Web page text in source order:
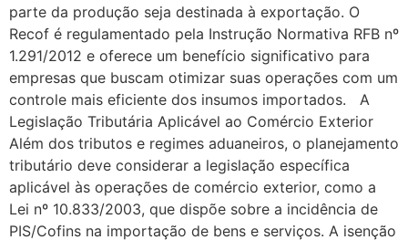
parte da produção seja destinada à exportação. O
Recof é regulamentado pela Instrução Normativa RFB nº
1.291/2012 e oferece um benefício significativo para
empresas que buscam otimizar suas operações com um
controle mais eficiente dos insumos importados. A
Legislação Tributária Aplicável ao Comércio Exterior
Além dos tributos e regimes aduaneiros, o planejamento
tributário deve considerar a legislação específica
aplicável às operações de comércio exterior, como a
Lei nº 10.833/2003, que dispõe sobre a incidência de
PIS/Cofins na importação de bens e serviços. A isenção